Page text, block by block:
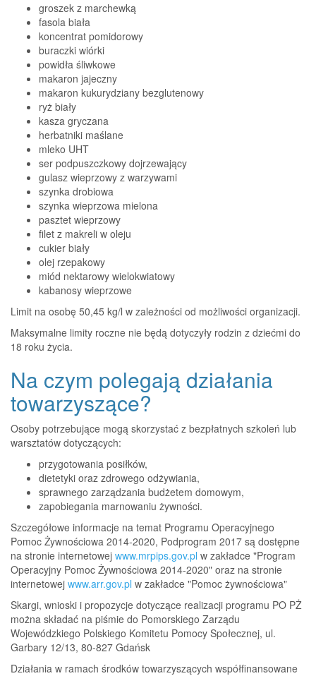
groszek z marchewką
fasola biała
koncentrat pomidorowy
buraczki wiórki
powidła śliwkowe
makaron jajeczny
makaron kukurydziany bezglutenowy
ryż biały
kasza gryczana
herbatniki maślane
mleko UHT
ser podpuszczkowy dojrzewający
gulasz wieprzowy z warzywami
szynka drobiowa
szynka wieprzowa mielona
pasztet wieprzowy
filet z makreli w oleju
cukier biały
olej rzepakowy
miód nektarowy wielokwiatowy
kabanosy wieprzowe
Limit na osobę 50,45 kg/l w zależności od możliwości organizacji.
Maksymalne limity roczne nie będą dotyczyły rodzin z dziećmi do
18 roku życia.
Na czym polegają działania
towarzyszące?
Osoby potrzebujące mogą skorzystać z bezpłatnych szkoleń lub
warsztatów dotyczących:
przygotowania posiłków,
dietetyki oraz zdrowego odżywiania,
sprawnego zarządzania budżetem domowym,
zapobiegania marnowaniu żywności.
Szczegółowe informacje na temat Programu Operacyjnego
Pomoc Żywnościowa 2014-2020, Podprogram 2017 są dostępne
na stronie internetowej www.mrpips.gov.pl w zakładce "Program
Operacyjny Pomoc Żywnościowa 2014-2020" oraz na stronie
internetowej www.arr.gov.pl w zakładce "Pomoc żywnościowa"
Skargi, wnioski i propozycje dotyczące realizacji programu PO PŻ
można składać na piśmie do Pomorskiego Zarządu
Wojewódzkiego Polskiego Komitetu Pomocy Społecznej, ul.
Garbary 12/13, 80-827 Gdańsk
Działania w ramach środków towarzyszących współfinansowane